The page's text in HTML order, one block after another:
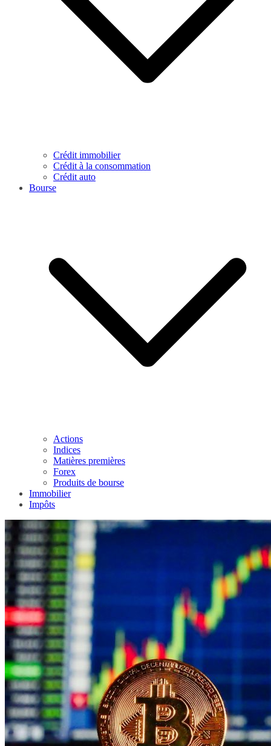
Crédit immobilier
Crédit à la consommation
Crédit auto
Bourse
Actions
Indices
Matières premières
Forex
Produits de bourse
Immobilier
Impôts